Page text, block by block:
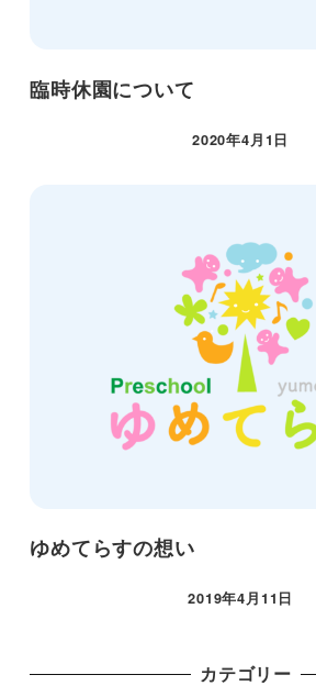
臨時休園について
2020年4月1日
ゆめてらすの想い
2019年4月11日
カテゴリー